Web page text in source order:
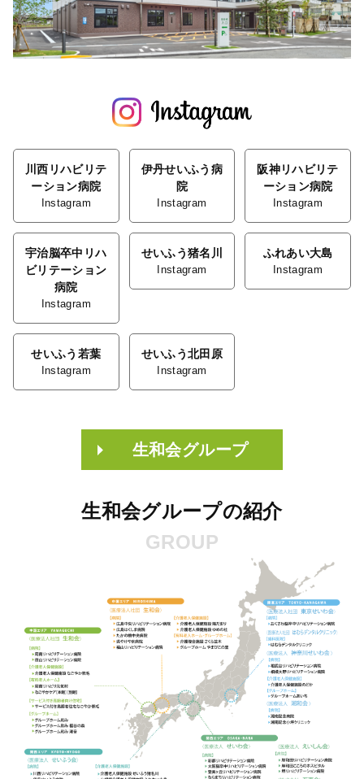
川西リハビリテ
ーション病院
Instagram
伊丹せいふう病
院
Instagram
阪神リハビリテ
ーション病院
Instagram
宇治脳卒中リハ
ビリテーション
病院
Instagram
せいふう猪名川
Instagram
ふれあい大島
Instagram
せいふう若葉
Instagram
せいふう北田原
Instagram
生和会グループ
生和会グループの紹介
GROUP